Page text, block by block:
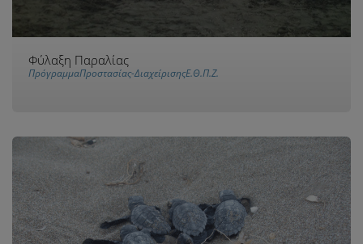
Φύλαξη Παραλίας
ΠρόγραμμαΠροστασίας-ΔιαχείρισηςΕ.Θ.Π.Ζ.